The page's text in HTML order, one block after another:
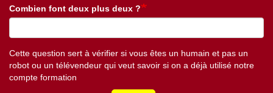
Combien font deux plus deux ?
Cette question sert à vérifier si vous êtes un humain et pas un
robot ou un télévendeur qui veut savoir si on a déjà utilisé notre
compte formation